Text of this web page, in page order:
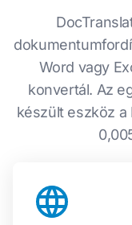
Word vagy
konvertál. Az
készült eszköz a